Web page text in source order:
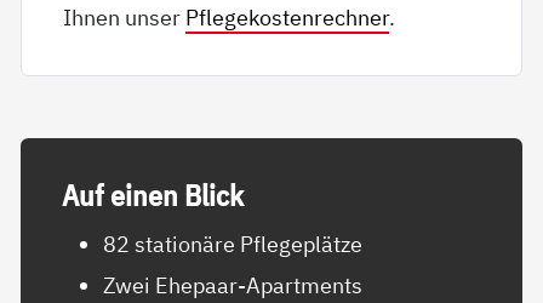
Ihnen unser Pflegekostenrechner.
Auf ei­nen Blick
82 stationäre Pflegeplätze
Zwei Ehepaar-Apartments